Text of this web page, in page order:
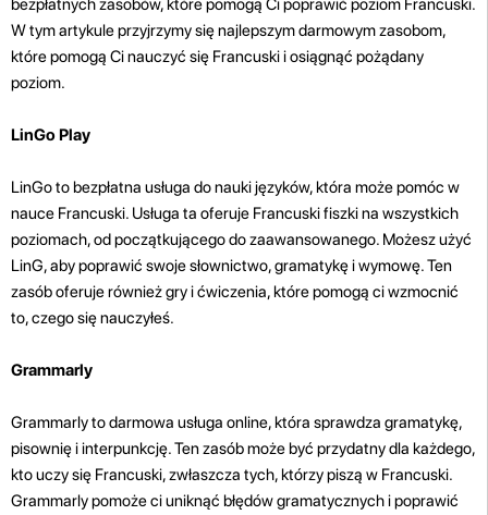
W tym artykule przyjrzymy się najlepszym darmowym zasobom,
które pomogą Ci nauczyć się Francuski i osiągnąć pożądany
poziom.
LinGo Play
LinGo to bezpłatna usługa do nauki języków, która może pomóc w
nauce Francuski. Usługa ta oferuje Francuski fiszki na wszystkich
poziomach, od początkującego do zaawansowanego. Możesz użyć
LinG, aby poprawić swoje słownictwo, gramatykę i wymowę. Ten
zasób oferuje również gry i ćwiczenia, które pomogą ci wzmocnić
to, czego się nauczyłeś.
Grammarly
Grammarly to darmowa usługa online, która sprawdza gramatykę,
pisownię i interpunkcję. Ten zasób może być przydatny dla każdego,
kto uczy się Francuski, zwłaszcza tych, którzy piszą w Francuski.
Grammarly pomoże ci uniknąć błędów gramatycznych i poprawić